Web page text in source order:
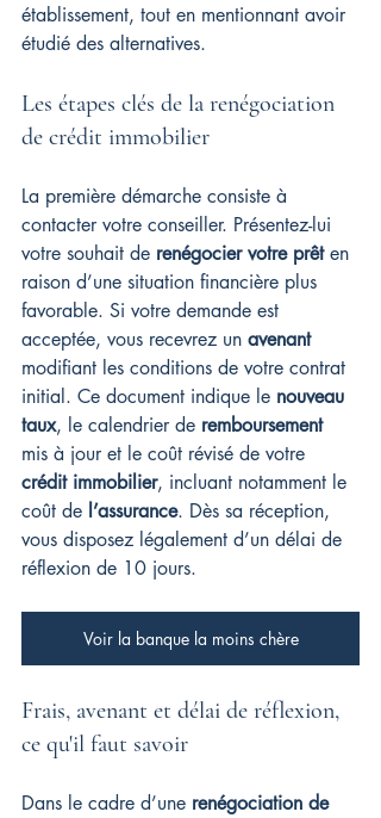
établissement, tout en mentionnant avoir
étudié des alternatives.
Les étapes clés de la renégociation
de crédit immobilier
La première démarche consiste à
contacter votre conseiller. Présentez-lui
votre souhait de renégocier votre prêt en
raison d’une situation financière plus
favorable. Si votre demande est
acceptée, vous recevrez un avenant
modifiant les conditions de votre contrat
initial. Ce document indique le nouveau
taux, le calendrier de remboursement
mis à jour et le coût révisé de votre
crédit immobilier, incluant notamment le
coût de l’assurance. Dès sa réception,
vous disposez légalement d’un délai de
réflexion de 10 jours.
Voir la banque la moins chère
Frais, avenant et délai de réflexion,
ce qu'il faut savoir
Dans le cadre d’une renégociation de